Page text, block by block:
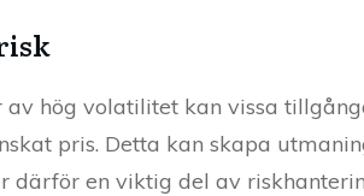
av hög volatilitet kan vissa
pris. Detta kan skapa
därför en viktig del av